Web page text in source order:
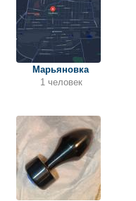
Марьяновка
1 человек